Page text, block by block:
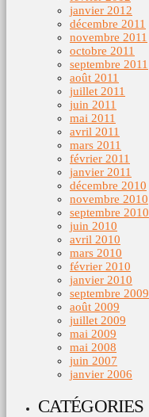
janvier 2012
décembre 2011
novembre 2011
octobre 2011
septembre 2011
août 2011
juillet 2011
juin 2011
mai 2011
avril 2011
mars 2011
février 2011
janvier 2011
décembre 2010
novembre 2010
septembre 2010
juin 2010
avril 2010
mars 2010
février 2010
janvier 2010
septembre 2009
août 2009
juillet 2009
mai 2009
mai 2008
juin 2007
janvier 2006
CATÉGORIES